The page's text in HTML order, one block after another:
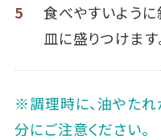
5
食べやすいように
皿に盛りつけます
※調理時に、油やたれ
分にご注意ください。